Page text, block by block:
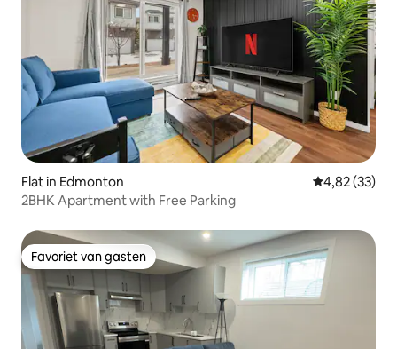
Flat in Edmonton Gemiddelde
4,82 (33)
2BHK Apartment with Free Parking
Favoriet van gasten
Favoriet van gasten